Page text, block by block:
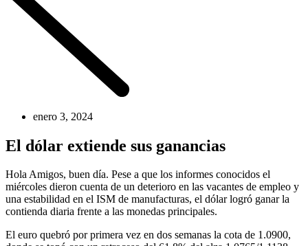
enero 3, 2024
El dólar extiende sus ganancias
Hola Amigos, buen día. Pese a que los informes conocidos el
miércoles dieron cuenta de un deterioro en las vacantes de empleo y
una estabilidad en el ISM de manufacturas, el dólar logró ganar la
contienda diaria frente a las monedas principales.
El euro quebró por primera vez en dos semanas la cota de 1.0900,